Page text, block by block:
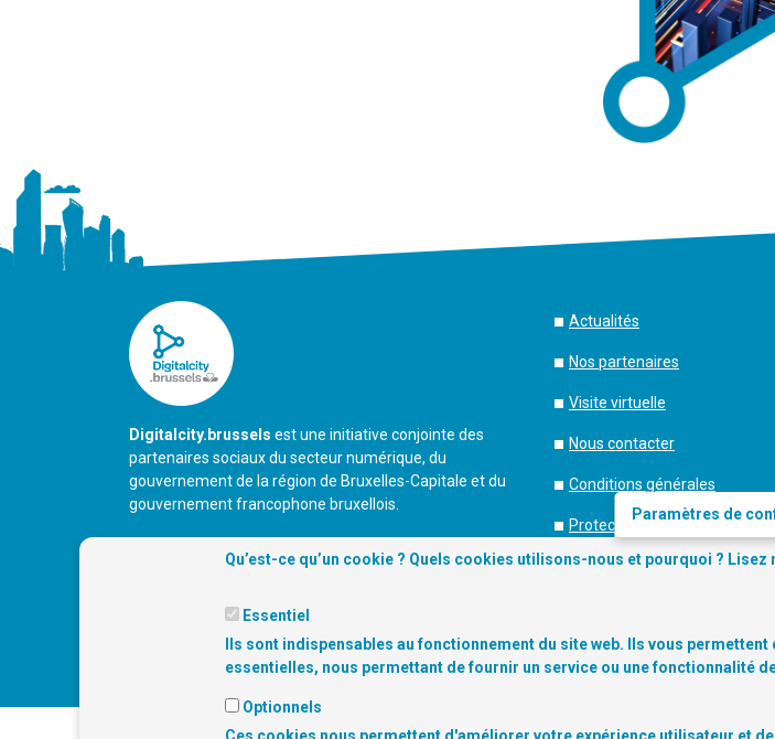
Digitalcity.brussels est une initiative conjointe des
partenaires sociaux du secteur numérique, du
gouvernement de la région de Bruxelles-Capitale et du
gouvernement francophone bruxellois.
Actualités
Nos partenaires
Visite virtuelle
Nous contacter
Conditions générales
Protection de la vie privée
Gestion des cookies
Paramètres de
Qu’est-ce qu’un cookie ? Quels cookies utilisons-nous et pourquoi ? Lisez
Essentiel
Ils sont indispensables au fonctionnement du site web. Ils vous
essentielles, nous permettant de fournir un service ou une fonctionnalité
Optionnels